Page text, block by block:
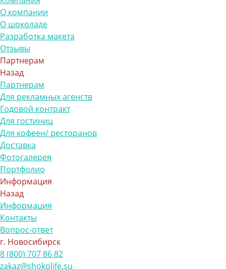
О компании
О шоколаде
Разработка макета
Отзывы
Партнерам
Назад
Партнерам
Для рекламных агенств
Годовой контракт
Для гостиниц
Для кофеен/ ресторанов
Доставка
Фотогалерея
Портфолио
Информация
Назад
Информация
Контакты
Вопрос-ответ
г. Новосибирск
8 (800) 707 86 82
zakaz@shokolife.su